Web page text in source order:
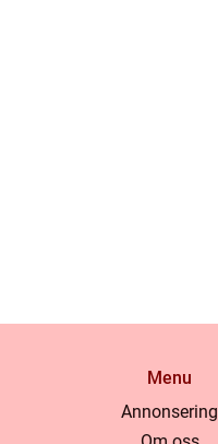
Menu
Annonsering